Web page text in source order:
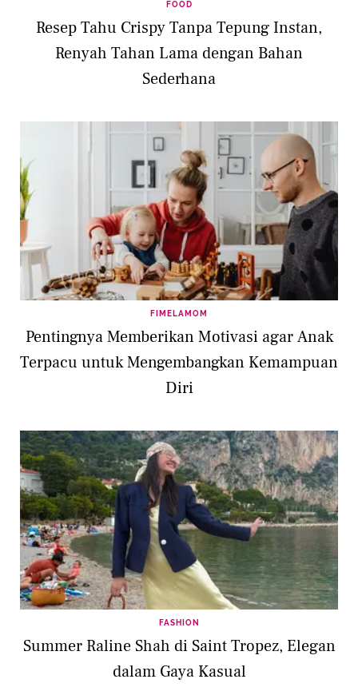
FOOD
Resep Tahu Crispy Tanpa Tepung Instan,
Renyah Tahan Lama dengan Bahan
Sederhana
FIMELAMOM
Pentingnya Memberikan Motivasi agar Anak
Terpacu untuk Mengembangkan Kemampuan
Diri
FASHION
Summer Raline Shah di Saint Tropez, Elegan
dalam Gaya Kasual